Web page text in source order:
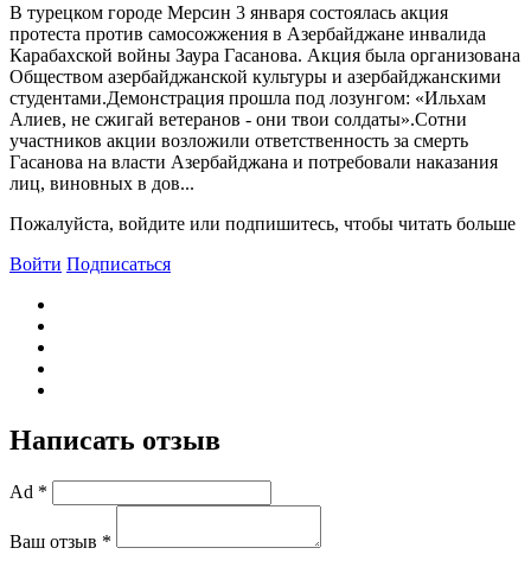
В турецком городе Мерсин 3 января состоялась акция
протеста против самосожжения в Азербайджане инвалида
Карабахской войны Заура Гасанова. Акция была организована
Обществом азербайджанской культуры и азербайджанскими
студентами.Демонстрация прошла под лозунгом: «Ильхам
Алиев, не сжигай ветеранов - они твои солдаты».Сотни
участников акции возложили ответственность за смерть
Гасанова на власти Азербайджана и потребовали наказания
лиц, виновных в дов...
Пожалуйста, войдите или подпишитесь, чтобы читать больше
Войти Подписаться
Написать отзыв
Ad *
Ваш отзыв *